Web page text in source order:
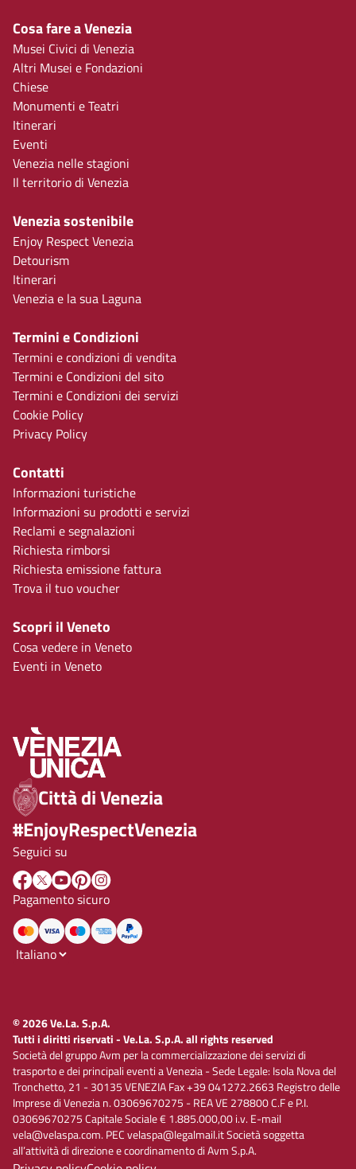
Cosa fare a Venezia
Musei Civici di Venezia
Altri Musei e Fondazioni
Chiese
Monumenti e Teatri
Itinerari
Eventi
Venezia nelle stagioni
Il territorio di Venezia
Venezia sostenibile
Enjoy Respect Venezia
Detourism
Itinerari
Venezia e la sua Laguna
Termini e Condizioni
Termini e condizioni di vendita
Termini e Condizioni del sito
Termini e Condizioni dei servizi
Cookie Policy
Privacy Policy
Contatti
Informazioni turistiche
Informazioni su prodotti e servizi
Reclami e segnalazioni
Richiesta rimborsi
Richiesta emissione fattura
Trova il tuo voucher
Scopri il Veneto
Cosa vedere in Veneto
Eventi in Veneto
Città di Venezia
#EnjoyRespectVenezia
Seguici su
Pagamento sicuro
© 2026 Ve.La. S.p.A.
Tutti i diritti riservati - Ve.La. S.p.A. all rights reserved
Società del gruppo Avm per la commercializzazione dei servizi di
trasporto e dei principali eventi a Venezia - Sede Legale: Isola Nova del
Tronchetto, 21 - 30135 VENEZIA Fax +39 041272.2663 Registro delle
Imprese di Venezia n. 03069670275 - REA VE 278800 C.F e P.I.
03069670275 Capitale Sociale € 1.885.000,00 i.v. E-mail
vela@velaspa.com. PEC velaspa@legalmail.it Società soggetta
all’attività di direzione e coordinamento di Avm S.p.A.